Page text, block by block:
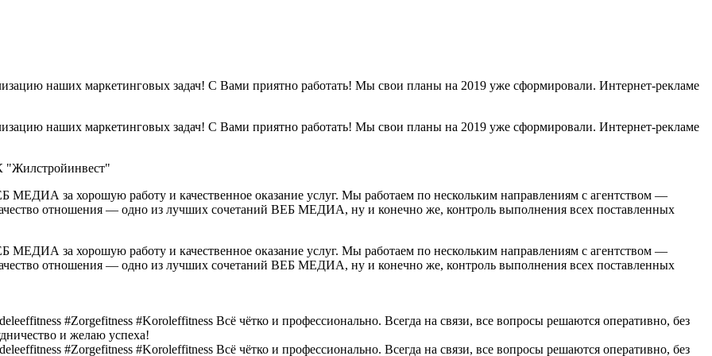
наших маркетинговых задач! С Вами приятно работать! Мы свои планы на 2019 уже сформировали. Интернет-рекламе
наших маркетинговых задач! С Вами приятно работать! Мы свои планы на 2019 уже сформировали. Интернет-рекламе
"Жилстройинвест"
МЕДИА за хорошую работу и качественное оказание услуг. Мы работаем по нескольким направлениям с агентством —
отношения — одно из лучших сочетаний ВЕБ МЕДИА, ну и конечно же, контроль выполнения всех поставленных
МЕДИА за хорошую работу и качественное оказание услуг. Мы работаем по нескольким направлениям с агентством —
отношения — одно из лучших сочетаний ВЕБ МЕДИА, ну и конечно же, контроль выполнения всех поставленных
#Zorgefitness #Koroleffitness Всё чётко и профессионально. Всегда на связи, все вопросы решаются оперативно, без
и желаю успеха!
#Zorgefitness #Koroleffitness Всё чётко и профессионально. Всегда на связи, все вопросы решаются оперативно, без
Вы выбрали не верную картинку